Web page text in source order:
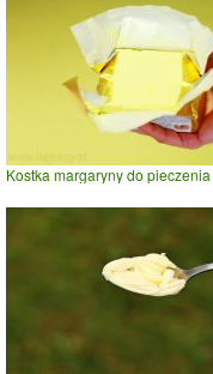
Kostka margaryny do pieczenia